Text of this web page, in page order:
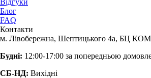
Блог
FAQ
Контакти
м. Лівобережна, Шептицького 4а, БЦ
Будні: 12:00-17:00 за попередньою
СБ-НД: Вихідні